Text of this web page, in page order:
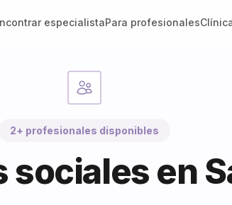
especialistaPara profesionales
2+ profesionales disponibles
sociales en